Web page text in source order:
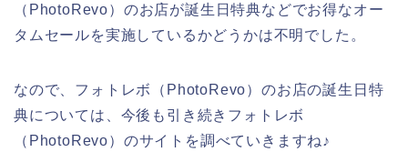
（PhotoRevo）のお店が誕生日特典などでお得なオー
タムセールを実施しているかどうかは不明でした。
なので、フォトレボ（PhotoRevo）のお店の誕生日特
典については、今後も引き続きフォトレボ
（PhotoRevo）のサイトを調べていきますね♪